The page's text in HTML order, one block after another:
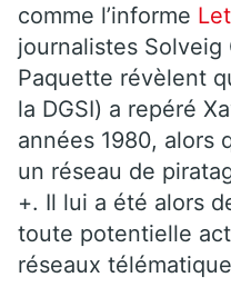
comme l’informe
journalistes Solveig
Paquette révèlent
la DGSI) a repéré
années 1980, alors
un réseau de
+. Il lui a été alors
toute potentielle
réseaux